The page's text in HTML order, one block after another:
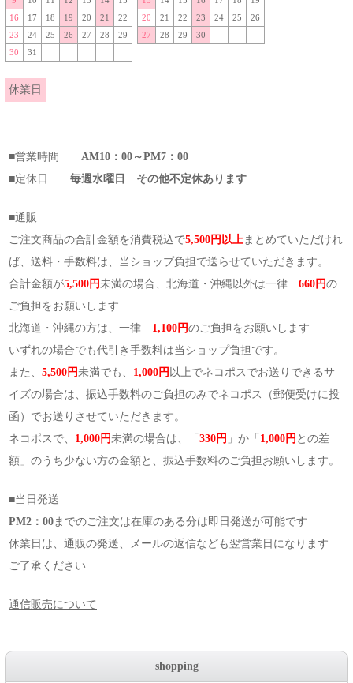
16
17 18 19 20 21
22
23
24 25 26 27 28
29
30
31
20
21 22 23 24 25
26
27
28 29 30
休業日
■営業時間 AM10：00～PM7：00
■定休日 毎週水曜日 その他不定休あります
■通販
ご注文商品の合計金額を消費税込で5,500円以上 まとめていただけれ
ば、送料・手数料は、当ショップ負担で送らせていただきます。
合計金額が5,500円 未満の場合、北海道・沖縄以外は一律 660円の
ご負担をお願いします
北海道・沖縄の方は、一律 1,100円のご負担をお願いします
いずれの場合でも代引き手数料は当ショップ負担です。
また、 5,500円 未満でも、 1,000円 以上でネコポスでお送りできるサ
イズの場合は、振込手数料のご負担のみでネコポス（郵便受けに投
函）でお送りさせていただきます。
ネコポスで、 1,000円 未満の場合は、「 330円 」か「 1,000円 との差
額」のうち少ない方の金額と、振込手数料のご負担お願いします。
■当日発送
PM2：00 までのご注文は在庫のある分は即日発送が可能です
休業日は、通販の発送、メールの返信なども翌営業日になります
ご了承ください
通信販売について
shopping